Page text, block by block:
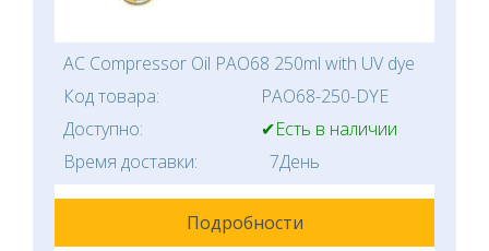
AC Compressor Oil PAO68 250ml with UV dye
Код товара:
PAO68-250-DYE
Доступно:
✔Есть в наличии
Время доставки:
7День
Подробности